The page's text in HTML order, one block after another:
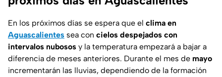
En los próximos días se espera que el clima en
Aguascalientes sea con cielos despejados con
intervalos nubosos y la temperatura empezará a bajar a
diferencia de meses anteriores. Durante el mes de mayo
incrementarán las lluvias, dependiendo de la formación